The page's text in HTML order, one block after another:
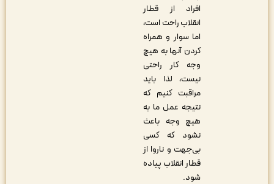
افراد از قطار
انقلاب راحت است،
اما سوار و همراه
کردن آنها به هیچ
وجه کار راحتی
نیست، لذا باید
مراقبت کنیم که
نتیجه عمل ما به
هیچ وجه باعث
نشود که کسی
بی‌جهت و ناروا از
قطار انقلاب پیاده